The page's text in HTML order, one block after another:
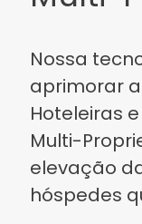
Nossa
aprimorar
Hoteleiras
Multi-
elevação
hóspedes